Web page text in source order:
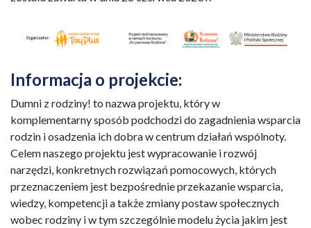
Informacja o projekcie:
Dumni z rodziny! to nazwa projektu, który w
komplementarny sposób podchodzi do zagadnienia wsparcia
rodzin i osadzenia ich dobra w centrum działań wspólnoty.
Celem naszego projektu jest wypracowanie i rozwój
narzędzi, konkretnych rozwiązań pomocowych, których
przeznaczeniem jest bezpośrednie przekazanie wsparcia,
wiedzy, kompetencji a także zmiany postaw społecznych
wobec rodziny i w tym szczególnie modelu życia jakim jest